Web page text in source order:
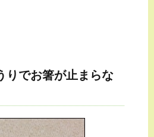
りでお箸が止まらな